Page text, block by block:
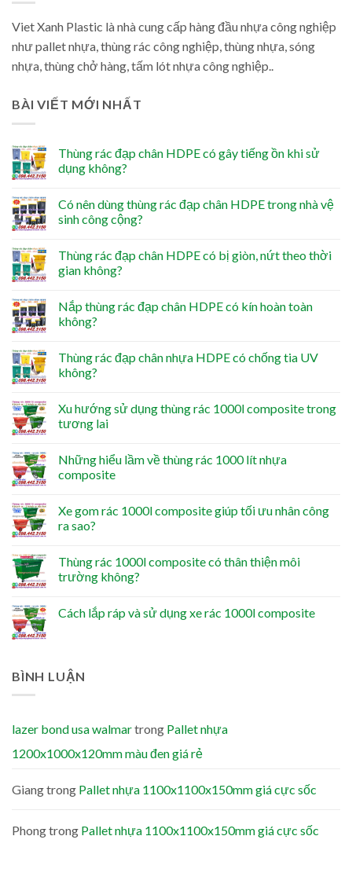
Viet Xanh Plastic là nhà cung cấp hàng đầu nhựa công nghiệp
như pallet nhựa, thùng rác công nghiệp, thùng nhựa, sóng
nhựa, thùng chở hàng, tấm lót nhựa công nghiệp..
BÀI VIẾT MỚI NHẤT
Thùng rác đạp chân HDPE có gây tiếng ồn khi sử
dụng không?
Có nên dùng thùng rác đạp chân HDPE trong nhà vệ
sinh công cộng?
Thùng rác đạp chân HDPE có bị giòn, nứt theo thời
gian không?
Nắp thùng rác đạp chân HDPE có kín hoàn toàn
không?
Thùng rác đạp chân nhựa HDPE có chống tia UV
không?
Xu hướng sử dụng thùng rác 1000l composite trong
tương lai
Những hiểu lầm về thùng rác 1000 lít nhựa
composite
Xe gom rác 1000l composite giúp tối ưu nhân công
ra sao?
Thùng rác 1000l composite có thân thiện môi
trường không?
Cách lắp ráp và sử dụng xe rác 1000l composite
BÌNH LUẬN
lazer bond usa walmartrong Pallet nhựa
1200x1000x120mm màu đen giá rẻ
Giangtrong Pallet nhựa 1100x1100x150mm giá cực sốc
Phongtrong Pallet nhựa 1100x1100x150mm giá cực sốc